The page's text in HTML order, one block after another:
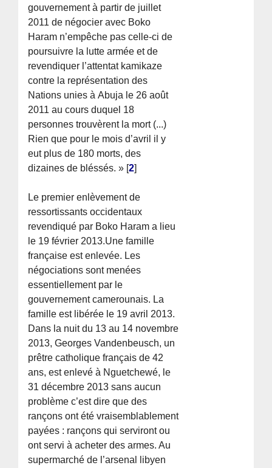
gouvernement à partir de juillet
2011 de négocier avec Boko
Haram n’empêche pas celle-ci de
poursuivre la lutte armée et de
revendiquer l’attentat kamikaze
contre la représentation des
Nations unies à Abuja le 26 août
2011 au cours duquel 18
personnes trouvèrent la mort (...)
Rien que pour le mois d’avril il y
eut plus de 180 morts, des
dizaines de bléssés. » [2]
Le premier enlèvement de
ressortissants occidentaux
revendiqué par Boko Haram a lieu
le 19 février 2013.Une famille
française est enlevée. Les
négociations sont menées
essentiellement par le
gouvernement camerounais. La
famille est libérée le 19 avril 2013.
Dans la nuit du 13 au 14 novembre
2013, Georges Vandenbeusch, un
prêtre catholique français de 42
ans, est enlevé à Nguetchewé, le
31 décembre 2013 sans aucun
problème c’est dire que des
rançons ont été vraisemblablement
payées : rançons qui serviront ou
ont servi à acheter des armes. Au
supermarché de l’arsenal libyen